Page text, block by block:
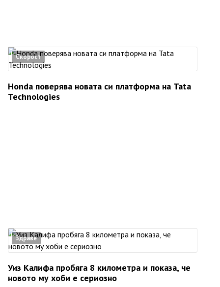
Скорост
Honda поверява новата си платформа на Tata
Technologies
Здраве
Уиз Калифа пробяга 8 километра и показа, че
новото му хоби е сериозно